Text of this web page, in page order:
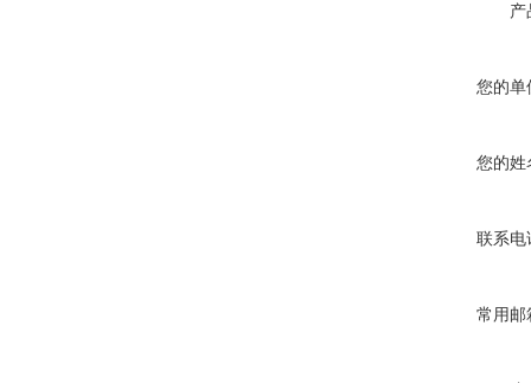
产
您的单
您的姓
联系电
常用邮